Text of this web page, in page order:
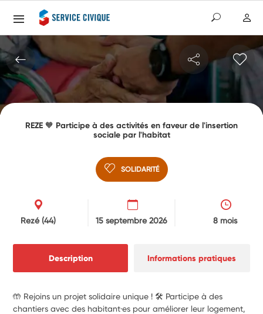
REZE 🧡 Participe à des activités en faveur de l'insertion
sociale par l'habitat
SOLIDARITÉ
Rezé(44) 15 septembre 2026 8 mois
Description Informations pratiques
🤲 Rejoins un projet solidaire unique ! 🛠️ Participe à des
chantiers avec des habitant·es pour améliorer leur logement,